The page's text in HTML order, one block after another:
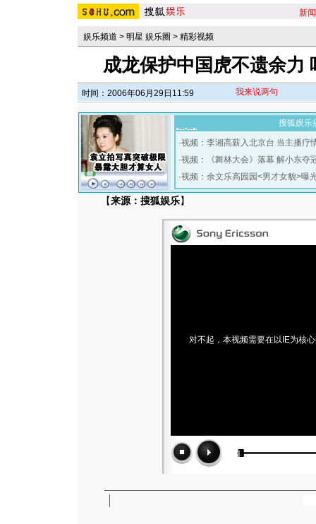
新闻
娱乐频道 > 明星 娱乐圈 > 精彩视频
成龙保护中国虎不遗余力
时间：2006年06月29日11:59 我来说两句
搜狐娱乐
·视频：李湘高薪入北京台 当主播疗
·视频：《舞林大会》落幕 解小东夺
·视频：余文乐高园园<男才女貌>曝
【来源：搜狐娱乐】
对不起，本视频需要在以IE为核